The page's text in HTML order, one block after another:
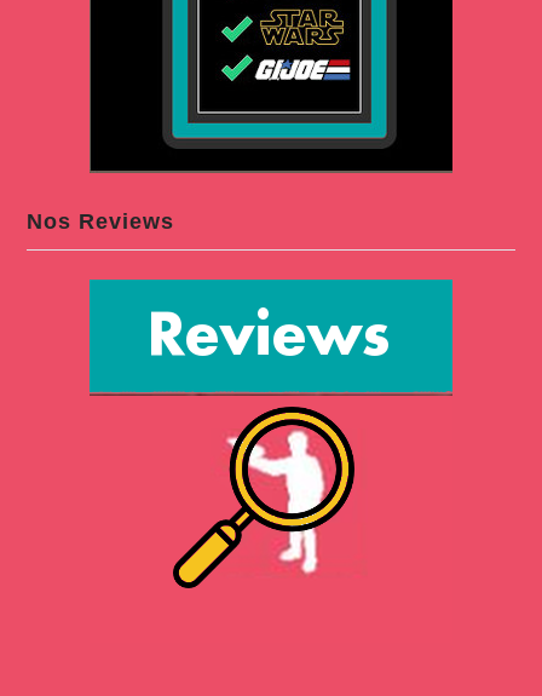
Nos Reviews